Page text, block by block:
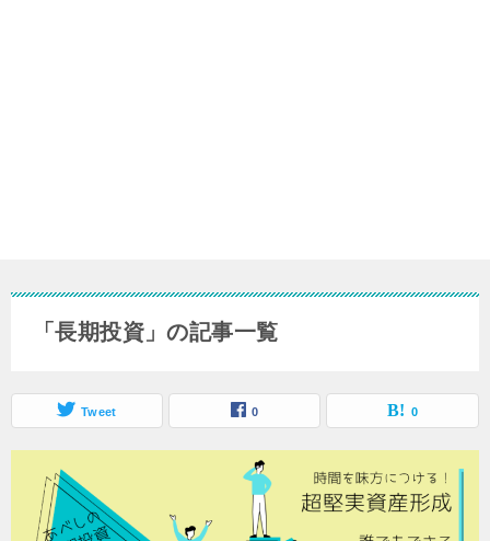
「長期投資」の記事一覧
Tweet 0 0